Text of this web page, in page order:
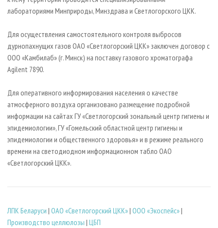
лабораториями Минприроды, Минздрава и Светлогорского ЦКК.
Для осуществления самостоятельного контроля выбросов
дурнопахнущих газов ОАО «Светлогорский ЦКК» заключен договор с
ООО «Камбилаб» (г. Минск) на поставку газового хроматографа
Agilent 7890.
Для оперативного информирования населения о качестве
атмосферного воздуха организовано размещение подробной
информации на сайтах ГУ «Светлогорский зональный центр гигиены и
эпидемиологии», ГУ «Гомельский областной центр гигиены и
эпидемиологии и общественного здоровья» и в режиме реального
времени на светодиодном информационном табло ОАО
«Светлогорский ЦКК».
ЛПК Беларуси | ОАО «Светлогорский ЦКК»| ООО «Экоспейс»|
Производство целлюлозы | ЦБП